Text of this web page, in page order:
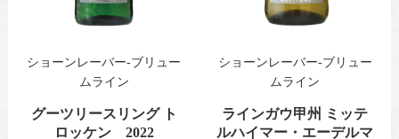
ショーンレーバー-ブリュー
ムライン
グーツリースリング ト
ロッケン 2022
ショーンレーバー-ブリュー
ムライン
ラインガウ甲州 ミッテ
ルハイマー・エーデルマ